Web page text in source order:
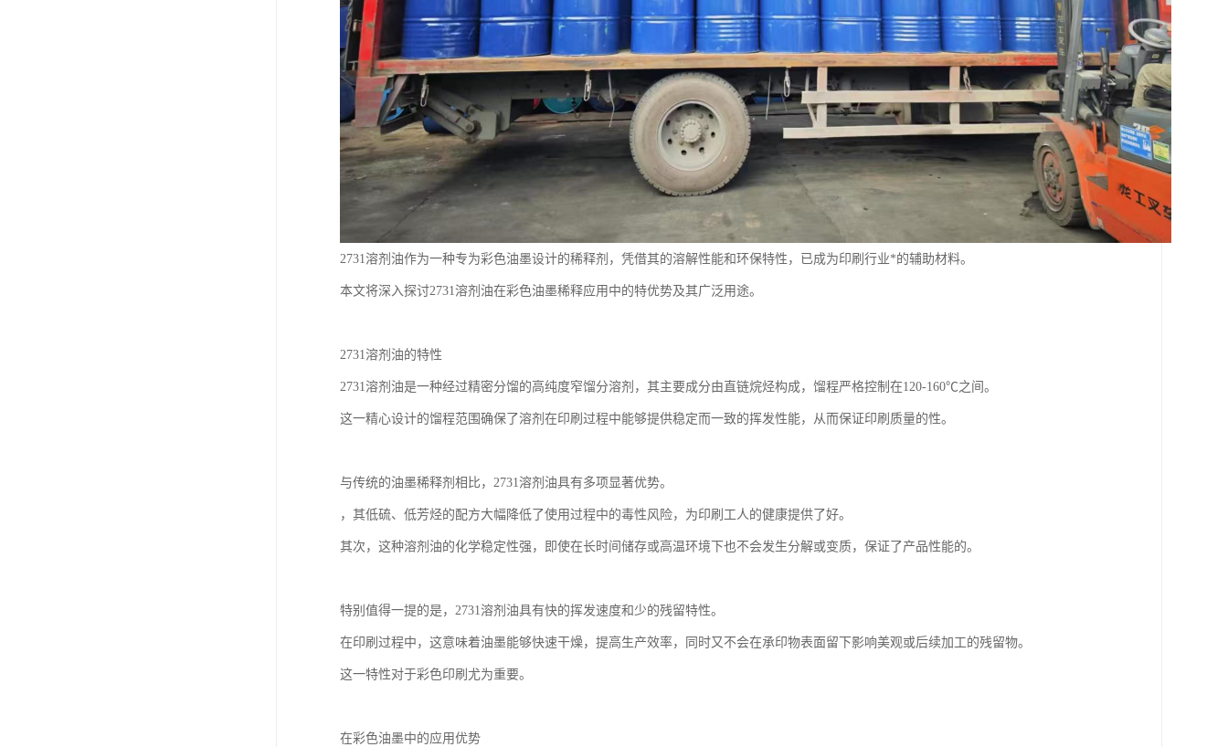
2731溶剂油作为一种专为彩色油墨设计的稀释剂，凭借其的溶解性能和环保特性，已成为印刷行业*的辅助材料。
本文将深入探讨2731溶剂油在彩色油墨稀释应用中的特优势及其广泛用途。
2731溶剂油的特性
2731溶剂油是一种经过精密分馏的高纯度窄馏分溶剂，其主要成分由直链烷烃构成，馏程严格控制在120-160℃之间。
这一精心设计的馏程范围确保了溶剂在印刷过程中能够提供稳定而一致的挥发性能，从而保证印刷质量的性。
与传统的油墨稀释剂相比，2731溶剂油具有多项显著优势。
，其低硫、低芳烃的配方大幅降低了使用过程中的毒性风险，为印刷工人的健康提供了好。
其次，这种溶剂油的化学稳定性强，即使在长时间储存或高温环境下也不会发生分解或变质，保证了产品性能的。
特别值得一提的是，2731溶剂油具有快的挥发速度和少的残留特性。
在印刷过程中，这意味着油墨能够快速干燥，提高生产效率，同时又不会在承印物表面留下影响美观或后续加工的残留物。
这一特性对于彩色印刷尤为重要。
在彩色油墨中的应用优势